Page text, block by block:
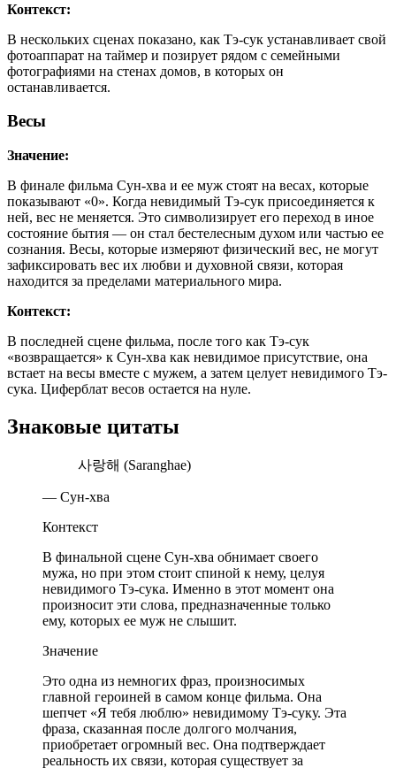
Контекст:
В нескольких сценах показано, как Тэ-сук устанавливает свой
фотоаппарат на таймер и позирует рядом с семейными
фотографиями на стенах домов, в которых он
останавливается.
Весы
Значение:
В финале фильма Сун-хва и ее муж стоят на весах, которые
показывают «0». Когда невидимый Тэ-сук присоединяется к
ней, вес не меняется. Это символизирует его переход в иное
состояние бытия — он стал бестелесным духом или частью ее
сознания. Весы, которые измеряют физический вес, не могут
зафиксировать вес их любви и духовной связи, которая
находится за пределами материального мира.
Контекст:
В последней сцене фильма, после того как Тэ-сук
«возвращается» к Сун-хва как невидимое присутствие, она
встает на весы вместе с мужем, а затем целует невидимого Тэ-
сука. Циферблат весов остается на нуле.
Знаковые цитаты
사랑해 (Saranghae)
— Сун-хва
Контекст
В финальной сцене Сун-хва обнимает своего
мужа, но при этом стоит спиной к нему, целуя
невидимого Тэ-сука. Именно в этот момент она
произносит эти слова, предназначенные только
ему, которых ее муж не слышит.
Значение
Это одна из немногих фраз, произносимых
главной героиней в самом конце фильма. Она
шепчет «Я тебя люблю» невидимому Тэ-суку. Эта
фраза, сказанная после долгого молчания,
приобретает огромный вес. Она подтверждает
реальность их связи, которая существует за